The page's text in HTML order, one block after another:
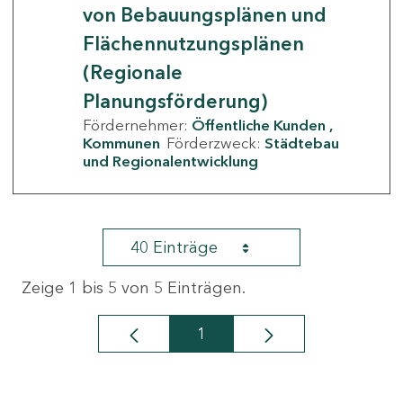
von Bebauungsplänen und
Flächennutzungsplänen
(Regionale
Planungsförderung)
Fördernehmer: Öffentliche Kunden
Kommunen Förderzweck: Städtebau
und Regionalentwicklung
40 Einträge
Zeige 1 bis 5 von 5 Einträgen.
Seite
1